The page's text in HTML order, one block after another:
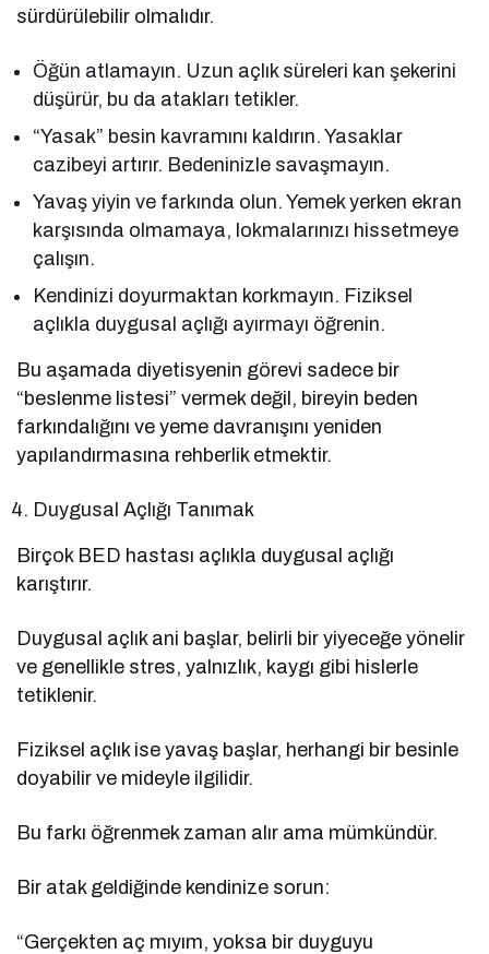
sürdürülebilir olmalıdır.
Öğün atlamayın. Uzun açlık süreleri kan şekerini
düşürür, bu da atakları tetikler.
“Yasak” besin kavramını kaldırın. Yasaklar
cazibeyi artırır. Bedeninizle savaşmayın.
Yavaş yiyin ve farkında olun. Yemek yerken ekran
karşısında olmamaya, lokmalarınızı hissetmeye
çalışın.
Kendinizi doyurmaktan korkmayın. Fiziksel
açlıkla duygusal açlığı ayırmayı öğrenin.
Bu aşamada diyetisyenin görevi sadece bir
“beslenme listesi” vermek değil, bireyin beden
farkındalığını ve yeme davranışını yeniden
yapılandırmasına rehberlik etmektir.
Duygusal Açlığı Tanımak
Birçok BED hastası açlıkla duygusal açlığı
karıştırır.
Duygusal açlık ani başlar, belirli bir yiyeceğe yönelir
ve genellikle stres, yalnızlık, kaygı gibi hislerle
tetiklenir.
Fiziksel açlık ise yavaş başlar, herhangi bir besinle
doyabilir ve mideyle ilgilidir.
Bu farkı öğrenmek zaman alır ama mümkündür.
Bir atak geldiğinde kendinize sorun:
“Gerçekten aç mıyım, yoksa bir duyguyu